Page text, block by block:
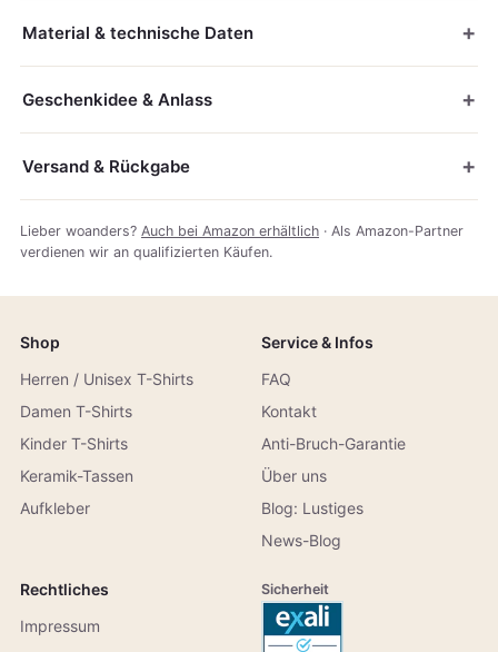
Material & technische Daten
Geschenkidee & Anlass
Versand & Rückgabe
Lieber woanders? Auch bei Amazon erhältlich · Als Amazon-Partner
verdienen wir an qualifizierten Käufen.
Shop
Herren / Unisex T-Shirts
Damen T-Shirts
Kinder T-Shirts
Keramik-Tassen
Aufkleber
Service & Infos
FAQ
Kontakt
Anti-Bruch-Garantie
Über uns
Blog: Lustiges
News-Blog
Rechtliches
Impressum
Sicherheit